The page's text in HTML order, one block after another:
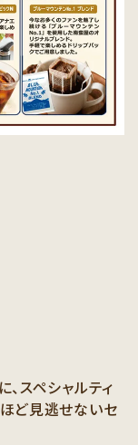
、スペシャルティ
ど見逃せないセ